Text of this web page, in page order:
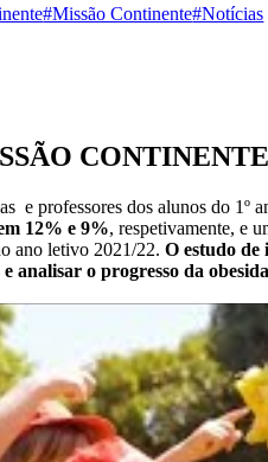
#Missão Continente#Notícias
e professores dos alunos do
12% e 9%, respetivamente, e
ano letivo 2021/22.O estudo
analisar o progresso da